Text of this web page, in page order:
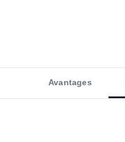
Avantages